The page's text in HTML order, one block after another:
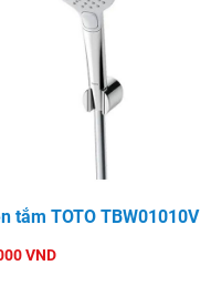
tắm TOTO TBW01010V
VND